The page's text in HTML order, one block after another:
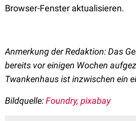
Browser-Fenster aktualisieren.
Anmerkung der Redaktion: Das
bereits vor einigen Wochen
Twankenhaus ist inzwischen ein
Bildquelle:Foundry, pixabay